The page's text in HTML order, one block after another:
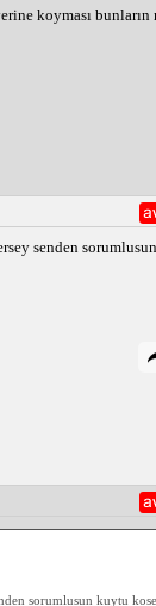
koyması bunların
senden
sorumlusun kuytu